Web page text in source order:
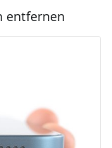
entfernen